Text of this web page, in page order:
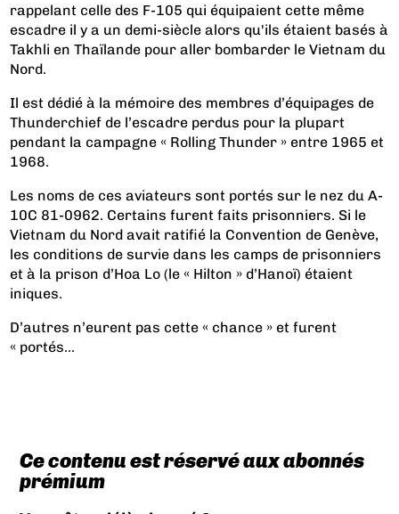
rappelant celle des F-105 qui équipaient cette même
escadre il y a un demi-siècle alors qu'ils étaient basés à
Takhli en Thaïlande pour aller bombarder le Vietnam du
Nord.
Il est dédié à la mémoire des membres d’équipages de
Thunderchief de l’escadre perdus pour la plupart
pendant la campagne « Rolling Thunder » entre 1965 et
1968.
Les noms de ces aviateurs sont portés sur le nez du A-
10C 81-0962. Certains furent faits prisonniers. Si le
Vietnam du Nord avait ratifié la Convention de Genève,
les conditions de survie dans les camps de prisonniers
et à la prison d’Hoa Lo (le « Hilton » d’Hanoï) étaient
iniques.
D’autres n’eurent pas cette « chance » et furent
« portés...
Ce contenu est réservé aux abonnés
prémium